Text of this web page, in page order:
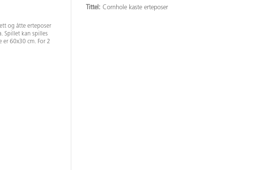
og åtte erteposer
Spillet kan spilles
er 60x30 cm. For 2
Tittel: Cornhole kaste erteposer